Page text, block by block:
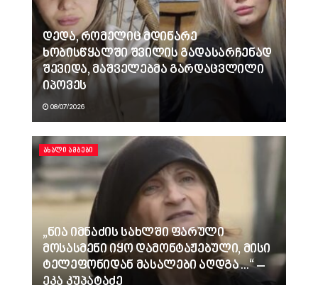
დედა, რომელიც მდინარე
ხობისწყალში შვილის გადასარჩენად
შევიდა, მაშველებმა გარდაცვლილი
იპოვეს
08/07/2026
ᲐᲮᲐᲚᲘ ᲐᲛᲑᲔᲑᲘ
„ნია იმნაძის სახლში ფარული
მოსასმენი იყო დამონტაჟებული, მისი
ტელეფონიდან მასალები აღდგა…“ –